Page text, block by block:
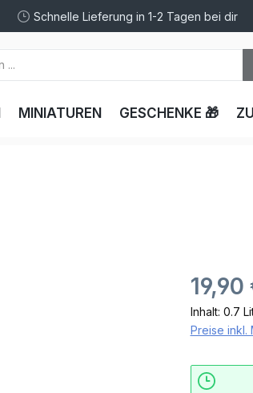
Schnelle Lieferung in 1-2 Tagen bei dir
MINIATUREN GESCHENKE 🎁
19,90
Inhalt: 0.7
Preise inkl.